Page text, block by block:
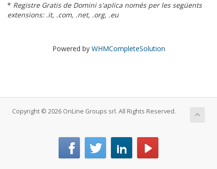
* Registre Gratis de Domini s'aplica només per les següents
extensions: .it, .com, .net, .org, .eu
Powered by WHMCompleteSolution
Copyright © 2026 OnLine Groups srl. All Rights Reserved.